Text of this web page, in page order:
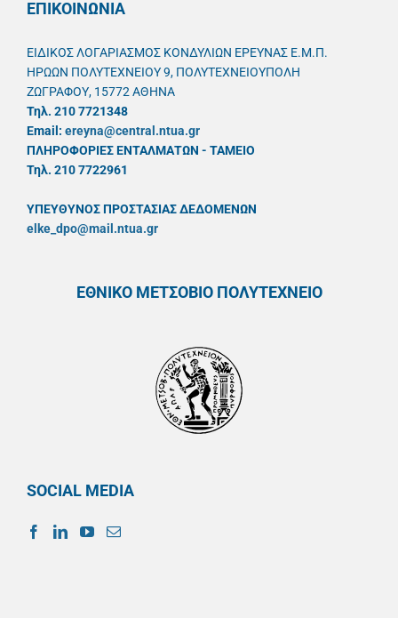
ΕΠΙΚΟΙΝΩΝΙΑ
ΕΙΔΙΚΟΣ ΛΟΓΑΡΙΑΣΜΟΣ ΚΟΝΔΥΛΙΩΝ ΕΡΕΥΝΑΣ Ε.Μ.Π.
ΗΡΩΩΝ ΠΟΛΥΤΕΧΝΕΙΟΥ 9, ΠΟΛΥΤΕΧΝΕΙΟΥΠΟΛΗ
ΖΩΓΡΑΦΟΥ, 15772 ΑΘΗΝΑ
Τηλ. 210 7721348
Email: ereyna@central.ntua.gr
ΠΛΗΡΟΦΟΡΙΕΣ ΕΝΤΑΛΜΑΤΩΝ - ΤΑΜΕΙΟ
Τηλ. 210 7722961
ΥΠΕΥΘYΝΟΣ ΠΡΟΣΤΑΣΙΑΣ ΔΕΔΟΜΕΝΩΝ
elke_dpo@mail.ntua.gr
ΕΘΝΙΚΟ ΜΕΤΣΟΒΙΟ ΠΟΛΥΤΕΧΝΕΙΟ
SOCIAL MEDIA